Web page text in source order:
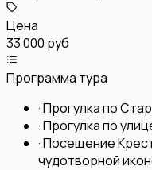
Цена
33 000 руб
Программа тура
·Прогулка по
·Прогулка по
·Посещение
чудотворной